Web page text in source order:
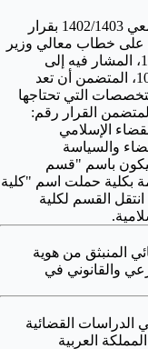
أنشئ القسم بكلية الشريعة مطلع العام الجامعي 1402/1403 بقرار
(105/100/1401)، المبني على خطاب معالي وزير
التعليم العالي رقم: (1552/4/1) في 16/11/1401، المشار فيه إلى
التوجيه السامي رقم: (7/4/1354) في 10/6/1401، المتضمن أن تعد
التي تحتاجها
القرار رقم:
للقضاء الإسلامي
والسياسة
القسم ليكون باسم "قسم
بكلية حملت اسم "كلية
الأنظمة والدراسات القضائية"، وفي 7/5/1445 انتقل القسم لكلية
المنبثق من هوية
والقانوني في
الدراسات القضائية
العربية